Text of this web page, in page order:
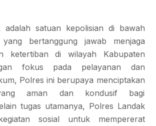
adalah satuan kepolisian di bawah
bertanggung jawab menjaga
ketertiban di wilayah Kabupaten
fokus pada pelayanan dan
Polres ini berupaya menciptakan
aman dan kondusif bagi
tugas utamanya, Polres Landak
sosial untuk mempererat